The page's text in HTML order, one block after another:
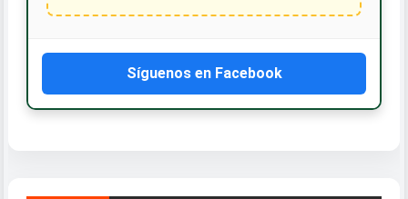
Síguenos en Facebook